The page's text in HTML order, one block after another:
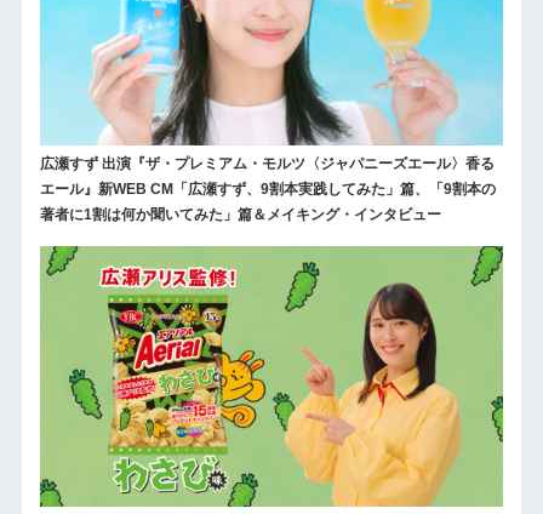
広瀬すず 出演『ザ・プレミアム・モルツ〈ジャパニーズエール〉香る
エール』新WEB CM「広瀬すず、9割本実践してみた」篇、「9割本の
著者に1割は何か聞いてみた」篇＆メイキング・インタビュー